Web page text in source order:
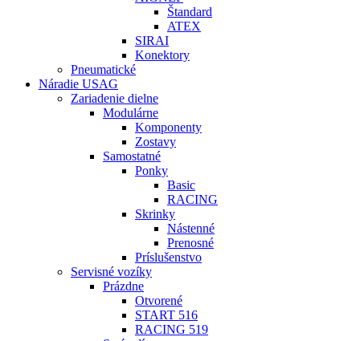
Štandard
ATEX
SIRAI
Konektory
Pneumatické
Náradie USAG
Zariadenie dielne
Modulárne
Komponenty
Zostavy
Samostatné
Ponky
Basic
RACING
Skrinky
Nástenné
Prenosné
Príslušenstvo
Servisné vozíky
Prázdne
Otvorené
START 516
RACING 519